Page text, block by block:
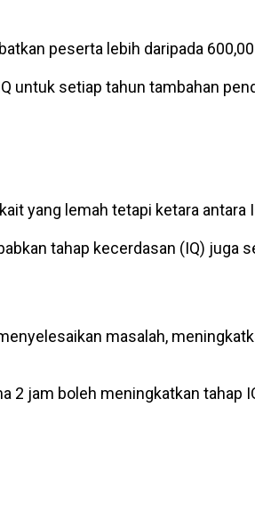
peserta lebih daripada
untuk setiap tahun tambahan
yang lemah tetapi ketara antara
tahap kecerdasan (IQ) juga
masalah,
2 jam boleh meningkatkan tahap